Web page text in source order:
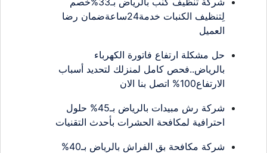
لِتنظيف الكنبات خدمة24ساعةضمان رضا
العميل
حل مشكلة ارتفاع فاتورة الكهرباء
بالرياض..فحص كامل لمنزلك لتحديد أسباب
الارتفاع100% اتصل بنا الان
شركة رش مبيدات بالرياض بـ45% حلول
احترافية لمكافحة الحشرات بأحدث التقنيات
شركة مكافحة بق الفراش بالرياض بـ40%